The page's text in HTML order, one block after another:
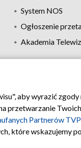
System NOS
Ogłoszenie
Akademia
Regulamin TVP
aby wyrazić
przetwarzanie
Partnerów
które wskazujemy